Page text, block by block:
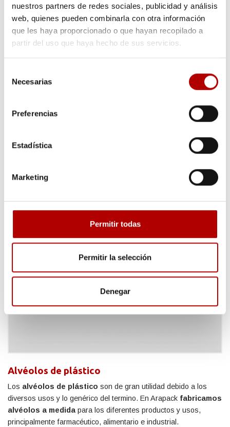
nuestros partners de redes sociales, publicidad y análisis
web, quienes pueden combinarla con otra información
que les haya proporcionado o que hayan recopilado a
partir del uso que haya hecho de sus servicios.
Necesarias
Preferencias
Estadística
Marketing
Permitir todas
Permitir la selección
Denegar
Separadores y protectores
productos requieren lo mismo y hemos de optimizar materiales.
Cuando un packaging de tipo sobre/carpeta es suficiente, quizá
Alvéolos de plástico
Los alvéolos de plástico son de gran utilidad debido a los
diversos usos y lo genérico del termino. En Arapack fabricamos
alvéolos a medida para los diferentes productos y usos,
principalmente farmacéutico, alimentario e industrial.